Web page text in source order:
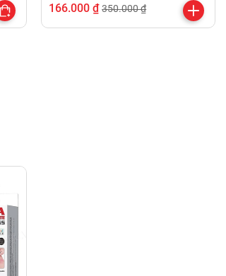
166.000 ₫ 350.000 ₫